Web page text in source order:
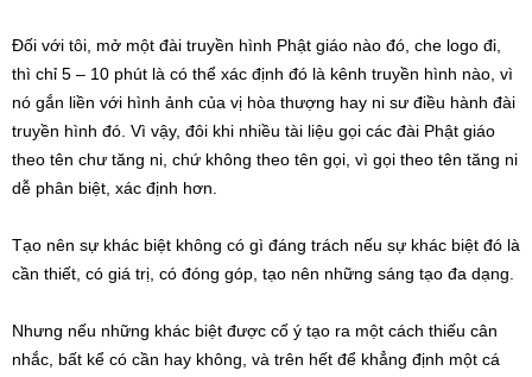
Đối với tôi, mở một đài truyền hình Phật giáo nào đó, che logo đi,
thì chỉ 5 – 10 phút là có thể xác định đó là kênh truyền hình nào, vì
nó gắn liền với hình ảnh của vị hòa thượng hay ni sư điều hành đài
truyền hình đó. Vì vậy, đôi khi nhiều tài liệu gọi các đài Phật giáo
theo tên chư tăng ni, chứ không theo tên gọi, vì gọi theo tên tăng ni
dễ phân biệt, xác định hơn.
Tạo nên sự khác biệt không có gì đáng trách nếu sự khác biệt đó là
cần thiết, có giá trị, có đóng góp, tạo nên những sáng tạo đa dạng.
Nhưng nếu những khác biệt được cố ý tạo ra một cách thiếu cân
nhắc, bất kể có cần hay không, và trên hết để khẳng định một cá